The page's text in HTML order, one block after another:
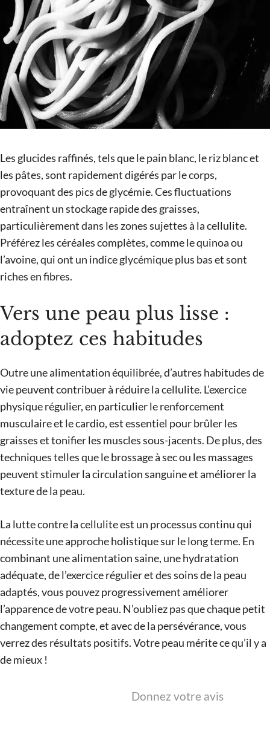
Les glucides raffinés, tels que le pain blanc, le riz blanc et
les pâtes, sont rapidement digérés par le corps,
provoquant des pics de glycémie. Ces fluctuations
entraînent un stockage rapide des graisses,
particulièrement dans les zones sujettes à la cellulite.
Préférez les céréales complètes, comme le quinoa ou
l’avoine, qui ont un indice glycémique plus bas et sont
riches en fibres.
Vers une peau plus lisse :
adoptez ces habitudes
Outre une alimentation équilibrée, d’autres habitudes de
vie peuvent contribuer à réduire la cellulite. L’exercice
physique régulier, en particulier le renforcement
musculaire et le cardio, est essentiel pour brûler les
graisses et tonifier les muscles sous-jacents. De plus, des
techniques telles que le brossage à sec ou les massages
peuvent stimuler la circulation sanguine et améliorer la
texture de la peau.
La lutte contre la cellulite est un processus continu qui
nécessite une approche holistique sur le long terme. En
combinant une alimentation saine, une hydratation
adéquate, de l’exercice régulier et des soins de la peau
adaptés, vous pouvez progressivement améliorer
l’apparence de votre peau. N’oubliez pas que chaque petit
changement compte, et avec de la persévérance, vous
verrez des résultats positifs. Votre peau mérite ce qu’il y a
de mieux !
Donnez votre avis